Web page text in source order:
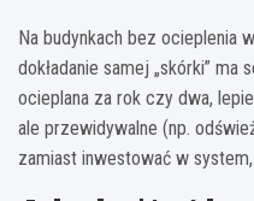
Na budynkach bez ocieplenia
dokładanie samej „skórki” ma
ocieplana za rok czy dwa,
ale przewidywalne (np.
zamiast inwestować w